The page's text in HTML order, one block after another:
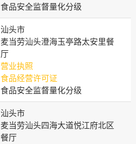
食品安全监督量化分级
汕头市
麦当劳汕头澄海玉亭路太安里餐
厅
营业执照
食品经营许可证
食品安全监督量化分级
汕头市
麦当劳汕头四海大道悦江府北区
餐厅